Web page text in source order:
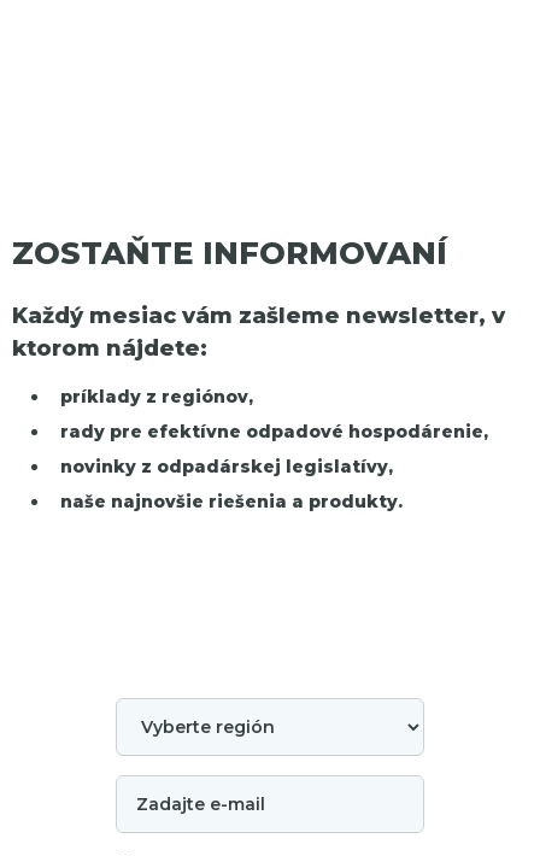
ZOSTAŇTE INFORMOVANÍ
Každý mesiac vám zašleme newsletter, v
ktorom nájdete:
príklady z regiónov,
rady pre efektívne odpadové hospodárenie,
novinky z odpadárskej legislatívy,
naše najnovšie riešenia a produkty.